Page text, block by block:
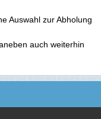
Auswahl zur Abholung
auch weiterhin